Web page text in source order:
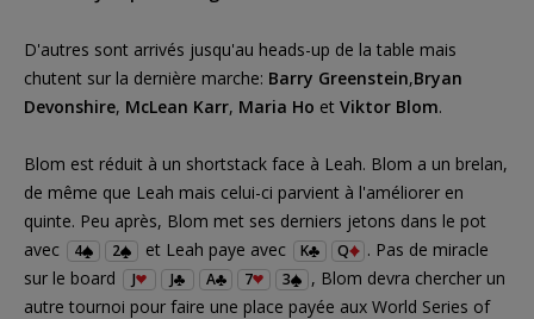
D'autres sont arrivés jusqu'au heads-up de la table mais
chutent sur la dernière marche: Barry Greenstein,Bryan
Devonshire, McLean Karr, Maria Ho et Viktor Blom.
Blom est réduit à un shortstack face à Leah. Blom a un brelan,
de même que Leah mais celui-ci parvient à l'améliorer en
quinte. Peu après, Blom met ses derniers jetons dans le pot
avec
4 2 et Leah paye avec K Q
. Pas de miracle
sur le board
J J A 7 3
, Blom devra chercher un
autre tournoi pour faire une place payée aux World Series of